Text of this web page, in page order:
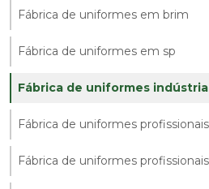
Fábrica de uniformes em brim
Fábrica de uniformes em sp
Fábrica de uniformes indústria
Fábrica de uniformes profissionais
Fábrica de uniformes